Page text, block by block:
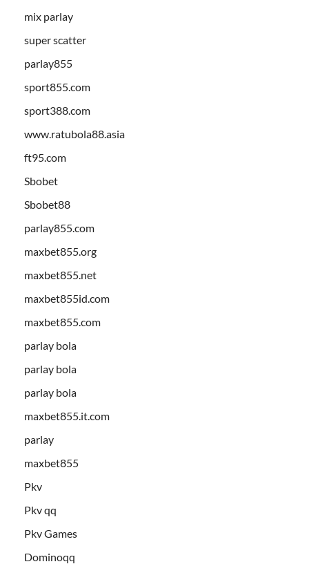
mix parlay
super scatter
parlay855
sport855.com
sport388.com
www.ratubola88.asia
ft95.com
Sbobet
Sbobet88
parlay855.com
maxbet855.org
maxbet855.net
maxbet855id.com
maxbet855.com
parlay bola
parlay bola
parlay bola
maxbet855.it.com
parlay
maxbet855
Pkv
Pkv qq
Pkv Games
Dominoqq